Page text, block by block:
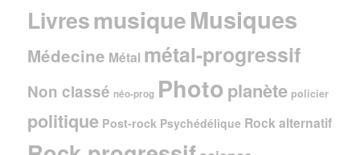
LivresmusiqueMusiques
Médecine Métal métal-progressif
Non classé néo-prog Photo planète policier
politique Post-rock Psychédélique Rock alternatif